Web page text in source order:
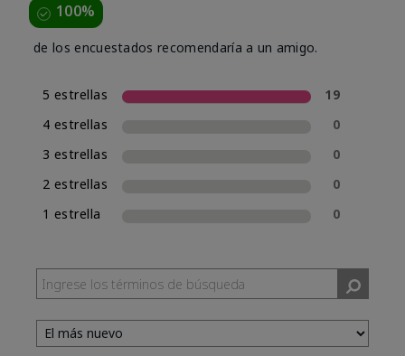
100%
de los encuestados recomendaría a un amigo.
5 estrellas
19
4 estrellas
0
3 estrellas
0
2 estrellas
0
1 estrella
0